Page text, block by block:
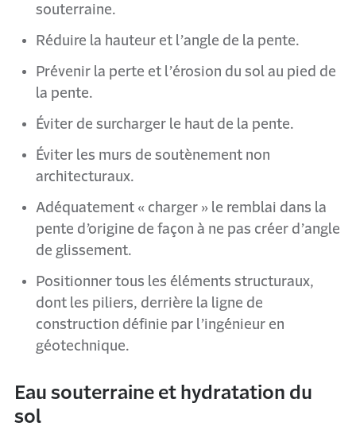
souterraine.
Réduire la hauteur et l’angle de la pente.
Prévenir la perte et l’érosion du sol au pied de
la pente.
Éviter de surcharger le haut de la pente.
Éviter les murs de soutènement non
architecturaux.
Adéquatement « charger » le remblai dans la
pente d’origine de façon à ne pas créer d’angle
de glissement.
Positionner tous les éléments structuraux,
dont les piliers, derrière la ligne de
construction définie par l’ingénieur en
géotechnique.
Eau souterraine et hydratation du
sol